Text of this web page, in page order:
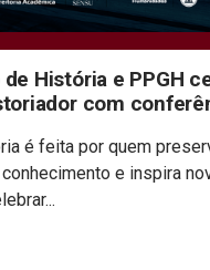
de História e PPGH
com
é feita por quem
e inspira